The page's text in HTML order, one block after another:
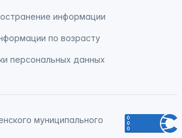
информации
по возрасту
персональных данных
муниципального